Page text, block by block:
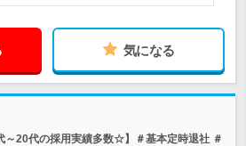
気になる
～20代の採用実績多数☆】＃基本定時退社 ＃